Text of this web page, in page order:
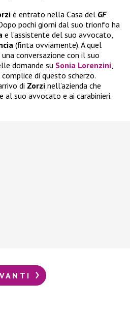
è entrato nella Casa del GF
pochi giorni dal suo trionfo ha
e l’assistente del suo avvocato,
(finta ovviamente). A quel
conversazione con il suo
domande su Sonia Lorenzini,
di questo scherzo.
di Zorzi nell’azienda che
al suo avvocato e ai carabinieri.